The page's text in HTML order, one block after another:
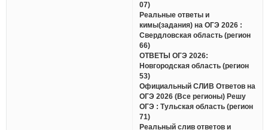
07)
Реальные ответы и
кимы(задания) на ОГЭ 2026 :
Свердловская область (регион
66)
ОТВЕТЫ ОГЭ 2026:
Новгородская область (регион
53)
Официальный СЛИВ Ответов на
ОГЭ 2026 (Все регионы) Решу
ОГЭ : Тульская область (регион
71)
Реальный слив ответов и